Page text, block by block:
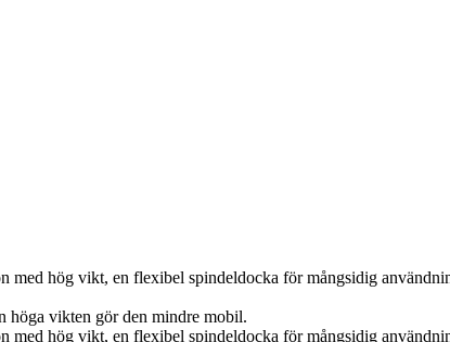
hög vikt, en flexibel spindeldocka för mångsidig
höga vikten gör den mindre mobil.
hög vikt, en flexibel spindeldocka för mångsidig